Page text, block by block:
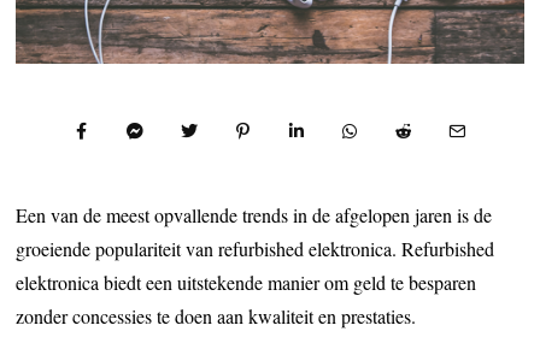
Een van de meest opvallende trends in de afgelopen jaren is de
groeiende populariteit van refurbished elektronica. Refurbished
elektronica biedt een uitstekende manier om geld te besparen
zonder concessies te doen aan kwaliteit en prestaties.